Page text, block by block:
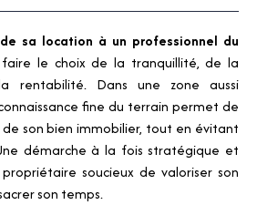
sa location à un professionnel du
faire le choix de la tranquillité, de la
rentabilité. Dans une zone aussi
fine du terrain permet de
son bien immobilier, tout en évitant
démarche à la fois stratégique et
soucieux de valoriser son
son temps.